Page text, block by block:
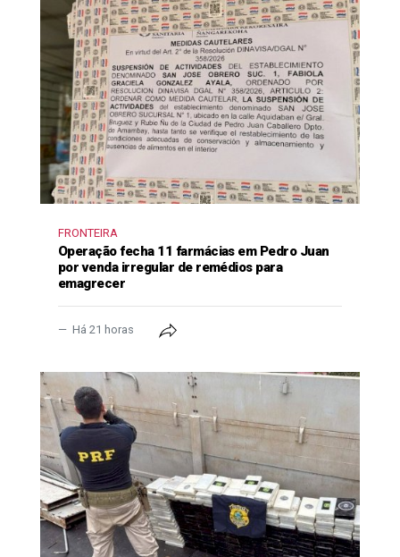
FRONTEIRA
Operação fecha 11 farmácias em Pedro Juan
por venda irregular de remédios para
emagrecer
Há 21 horas